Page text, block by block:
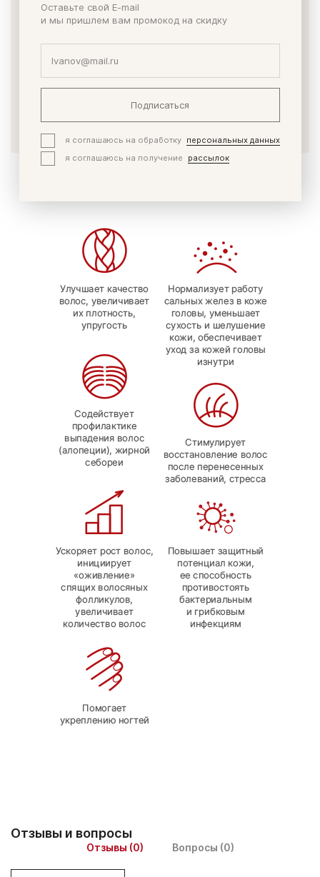
нормальное функционирование сальных желез и в
целом эпидермиса кожи головы (уменьшение сухости,
Сквален – важная часть естественной липидной смазки
на поверхности кожи. При этом сквален при соблюдении
дозировки не увеличивает продукцию кожного сала, а,
наоборот, возвращает ее к норме.
Отзывы и вопросы
Отзывы (0) Вопросы (0)
Оставьте свой E-mail
и мы пришлем вам промокод на скидку
Подписаться
я соглашаюсь на обработку
персональных данных
я соглашаюсь на получение
рассылок